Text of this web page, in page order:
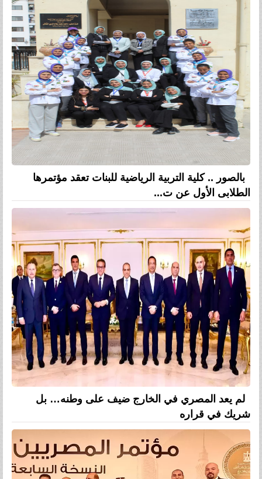
بالصور .. كلية التربية الرياضية للبنات تعقد مؤتمرها
الطلابى الأول عن ت...
لم يعد المصري في الخارج ضيف على وطنه… بل
شريك في قراره